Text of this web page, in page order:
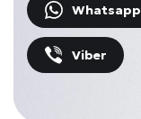
Whatsapp
Viber